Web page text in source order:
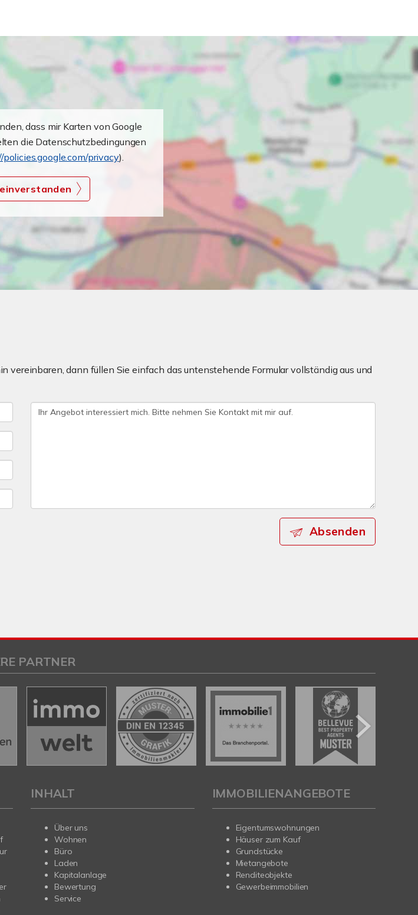
dass mir Karten von Google
die Datenschutzbedingungen
privacy).
dann füllen Sie einfach das untenstehende Formular vollständig aus und
Absenden
PARTNER
INHALT
Über uns
Wohnen
Büro
Laden
Kapitalanlage
Bewertung
Service
IMMOBILIENANGEBOTE
Eigentumswohnungen
Häuser zum Kauf
Grundstücke
Mietangebote
Renditeobjekte
Gewerbeimmobilien